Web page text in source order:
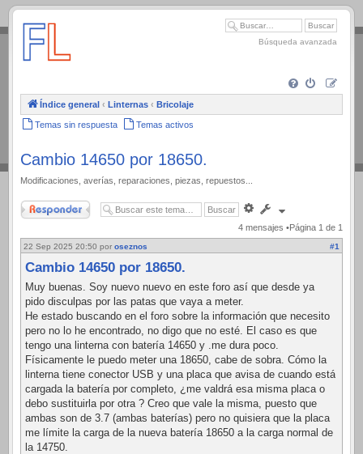
.
Búsqueda avanzada
Índice general ‹ Linternas ‹ Bricolaje
Temas sin respuesta Temas activos
Cambio 14650 por 18650.
Modificaciones, averías, reparaciones, piezas, repuestos...
Responder
Búsqueda
4 mensajes •Página 1 de 1
22 Sep 2025 20:50 por oseznos #1
Cambio 14650 por 18650.
Muy buenas. Soy nuevo nuevo en este foro así que desde ya
pido disculpas por las patas que vaya a meter.
He estado buscando en el foro sobre la información que necesito
pero no lo he encontrado, no digo que no esté. El caso es que
tengo una linterna con batería 14650 y .me dura poco.
Físicamente le puedo meter una 18650, cabe de sobra. Cómo la
linterna tiene conector USB y una placa que avisa de cuando está
cargada la batería por completo, ¿me valdrá esa misma placa o
debo sustituirla por otra ? Creo que vale la misma, puesto que
ambas son de 3.7 (ambas baterías) pero no quisiera que la placa
me límite la carga de la nueva batería 18650 a la carga normal de
la 14750.